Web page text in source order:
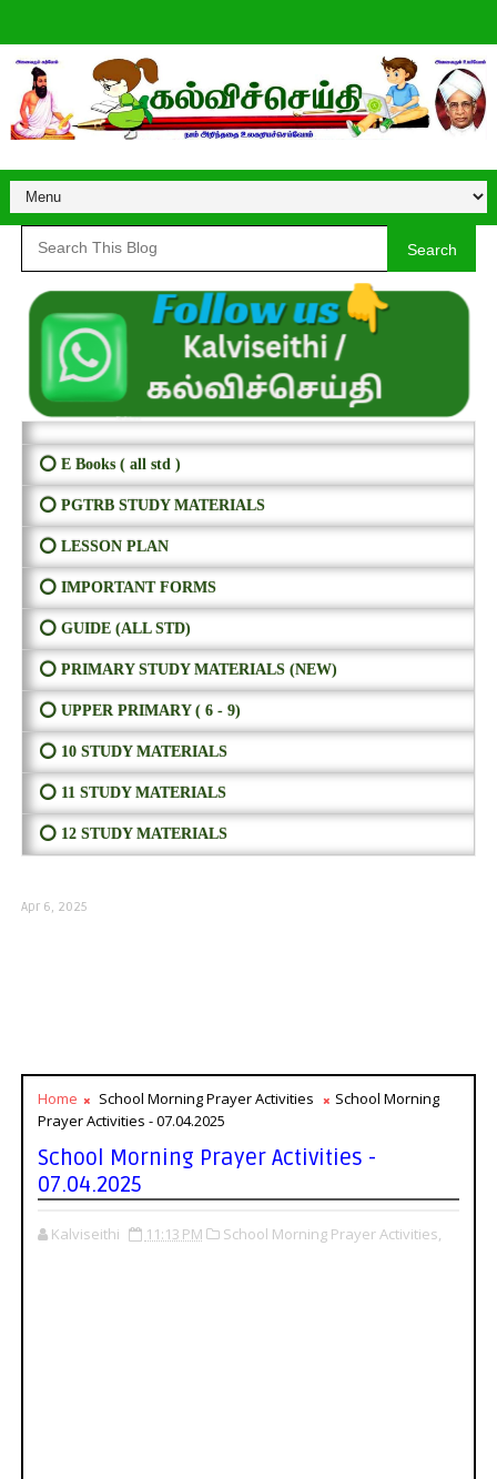
Search
⭕ E Books ( all std )
⭕ PGTRB STUDY MATERIALS
⭕ LESSON PLAN
⭕ IMPORTANT FORMS
⭕ GUIDE (ALL STD)
⭕ PRIMARY STUDY MATERIALS (NEW)
⭕ UPPER PRIMARY ( 6 - 9)
⭕ 10 STUDY MATERIALS
⭕ 11 STUDY MATERIALS
⭕ 12 STUDY MATERIALS
Apr 6, 2025
Home School Morning Prayer Activities
School Morning
Prayer Activities - 07.04.2025
School Morning Prayer Activities -
07.04.2025
Kalviseithi 11:13 PM School Morning Prayer Activities,